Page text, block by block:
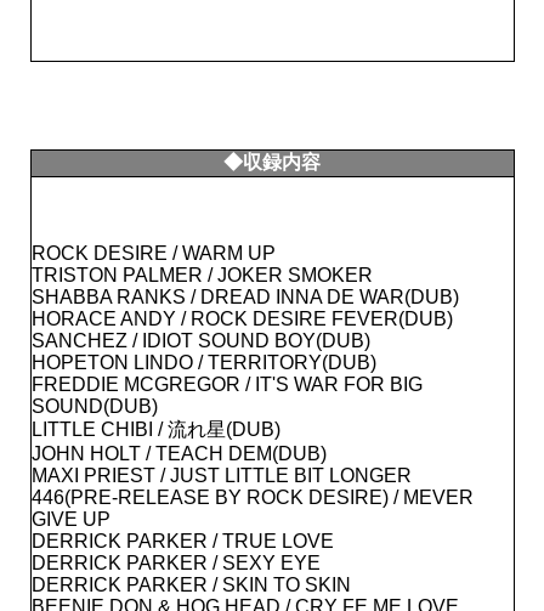
◆収録内容
ROCK DESIRE / WARM UP
TRISTON PALMER / JOKER SMOKER
SHABBA RANKS / DREAD INNA DE WAR(DUB)
HORACE ANDY / ROCK DESIRE FEVER(DUB)
SANCHEZ / IDIOT SOUND BOY(DUB)
HOPETON LINDO / TERRITORY(DUB)
FREDDIE MCGREGOR / IT'S WAR FOR BIG
SOUND(DUB)
LITTLE CHIBI / 流れ星(DUB)
JOHN HOLT / TEACH DEM(DUB)
MAXI PRIEST / JUST LITTLE BIT LONGER
446(PRE-RELEASE BY ROCK DESIRE) / MEVER
GIVE UP
DERRICK PARKER / TRUE LOVE
DERRICK PARKER / SEXY EYE
DERRICK PARKER / SKIN TO SKIN
BEENIE DON & HOG HEAD / CRY FE ME LOVE